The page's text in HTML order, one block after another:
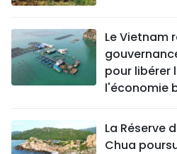
Le Vietnam
pour libérer
l'économie
La Réserve
Chua